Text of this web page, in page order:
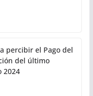
percibir el Pago del
del último
2024